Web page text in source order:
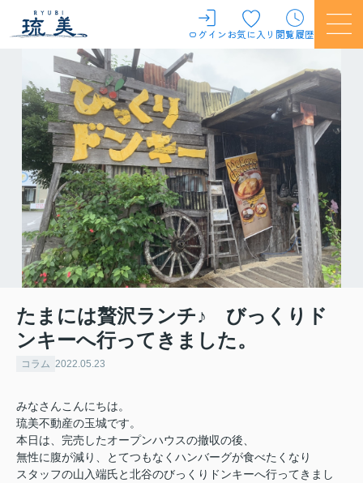
ログインお気に入り 閲覧履歴
たまには贅沢ランチ♪ びっくりド
ンキーへ行ってきました。
コラム 2022.05.23
みなさんこんにちは。
琉美不動産の玉城です。
本日は、完売したオープンハウスの撤収の後、
無性に腹が減り、とてつもなくハンバーグが食べたくなり
スタッフの山入端氏と北谷のびっくりドンキーへ行ってきまし